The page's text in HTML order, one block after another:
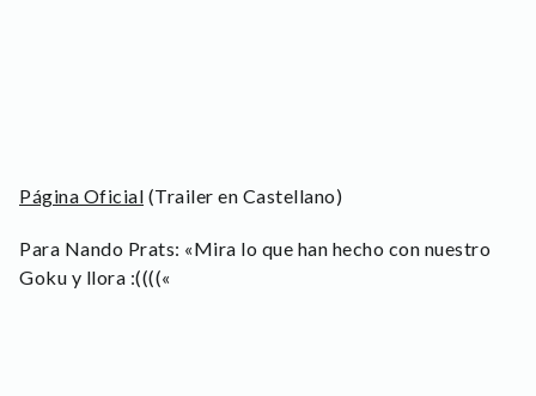
Página Oficial (Trailer en Castellano)
Para Nando Prats: «Mira lo que han hecho con nuestro
Goku y llora :((((«